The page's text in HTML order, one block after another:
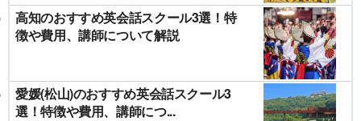
高知のおすすめ英会話スクール3選！特
徴や費用、講師について解説
愛媛(松山)のおすすめ英会話スクール3
選！特徴や費用、講師につ...